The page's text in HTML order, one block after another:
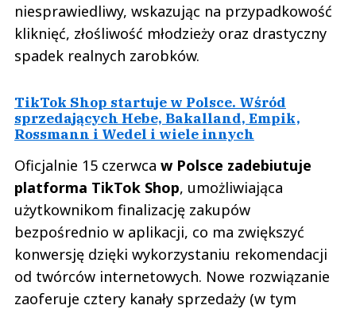
niesprawiedliwy, wskazując na przypadkowość
kliknięć, złośliwość młodzieży oraz drastyczny
spadek realnych zarobków.
TikTok Shop startuje w Polsce. Wśród
sprzedających Hebe, Bakalland, Empik,
Rossmann i Wedel i wiele innych
Oficjalnie 15 czerwca w Polsce zadebiutuje
platforma TikTok Shop, umożliwiająca
użytkownikom finalizację zakupów
bezpośrednio w aplikacji, co ma zwiększyć
konwersję dzięki wykorzystaniu rekomendacji
od twórców internetowych. Nowe rozwiązanie
zaoferuje cztery kanały sprzedaży (w tym